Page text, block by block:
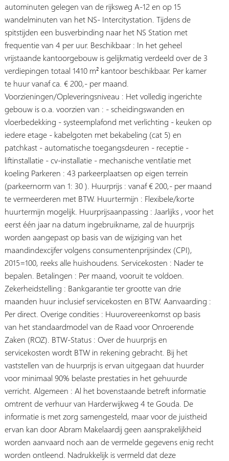
autominuten gelegen van de rijksweg A-12 en op 15
wandelminuten van het NS- Intercitystation. Tijdens de
spitstijden een busverbinding naar het NS Station met
frequentie van 4 per uur. Beschikbaar : In het geheel
vrijstaande kantoorgebouw is gelijkmatig verdeeld over de 3
verdiepingen totaal 1410 m² kantoor beschikbaar. Per kamer
te huur vanaf ca. € 200,- per maand.
Voorzieningen/Opleveringsniveau : Het volledig ingerichte
gebouw is o.a. voorzien van : - scheidingswanden en
vloerbedekking - systeemplafond met verlichting - keuken op
iedere etage - kabelgoten met bekabeling (cat 5) en
patchkast - automatische toegangsdeuren - receptie -
liftinstallatie - cv-installatie - mechanische ventilatie met
koeling Parkeren : 43 parkeerplaatsen op eigen terrein
(parkeernorm van 1: 30 ). Huurprijs : vanaf € 200,- per maand
te vermeerderen met BTW. Huurtermijn : Flexibele/korte
huurtermijn mogelijk. Huurprijsaanpassing : Jaarlijks , voor het
eerst één jaar na datum ingebruikname, zal de huurprijs
worden aangepast op basis van de wijziging van het
maandindexcijfer volgens consumentenprijsindex (CPI),
2015=100, reeks alle huishoudens. Servicekosten : Nader te
bepalen. Betalingen : Per maand, vooruit te voldoen.
Zekerheidstelling : Bankgarantie ter grootte van drie
maanden huur inclusief servicekosten en BTW. Aanvaarding :
Per direct. Overige condities : Huurovereenkomst op basis
van het standaardmodel van de Raad voor Onroerende
Zaken (ROZ). BTW-Status : Over de huurprijs en
servicekosten wordt BTW in rekening gebracht. Bij het
vaststellen van de huurprijs is ervan uitgegaan dat huurder
voor minimaal 90% belaste prestaties in het gehuurde
verricht. Algemeen : Al het bovenstaande betreft informatie
omtrent de verhuur van Harderwijkweg 4 te Gouda. De
informatie is met zorg samengesteld, maar voor de juistheid
ervan kan door Abram Makelaardij geen aansprakelijkheid
worden aanvaard noch aan de vermelde gegevens enig recht
worden ontleend. Nadrukkelijk is vermeld dat deze